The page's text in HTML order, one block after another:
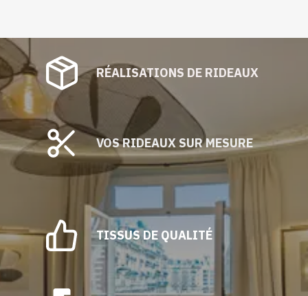
RÉALISATIONS DE RIDEAUX
VOS RIDEAUX SUR MESURE
TISSUS DE QUALITÉ